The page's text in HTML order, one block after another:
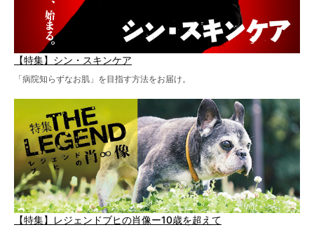
【特集】シン・スキンケア
「病院知らずなお肌」を目指す方法をお届け。
【特集】レジェンドブヒの肖像ー10歳を超えて